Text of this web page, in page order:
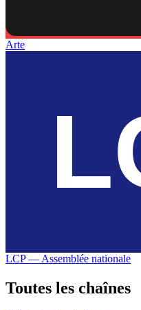
Arte
LCP — Assemblée nationale
Toutes les chaînes